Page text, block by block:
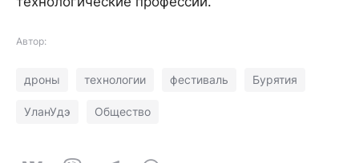
Автор:
дроны технологии фестиваль Бурятия
УланУдэ Общество